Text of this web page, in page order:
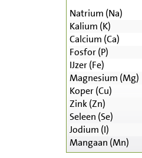
Natrium (Na)
Kalium (K)
Calcium (Ca)
Fosfor (P)
IJzer (Fe)
Magnesium (Mg)
Koper (Cu)
Zink (Zn)
Seleen (Se)
Jodium (I)
Mangaan (Mn)
Zitten, tv kijken